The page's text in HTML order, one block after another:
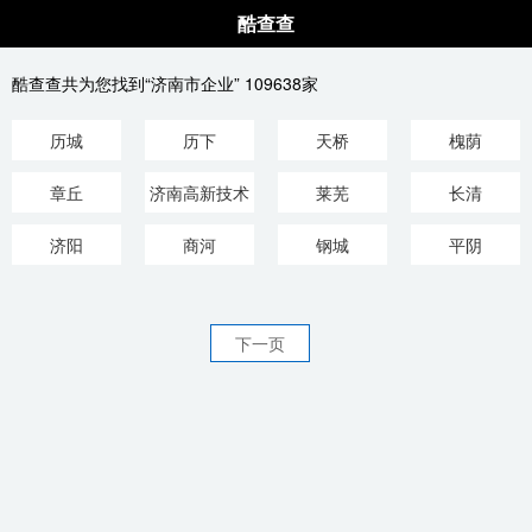
酷查查
酷查查共为您找到“济南市企业” 109638家
历城 历下 天桥 槐荫
章丘
济南高新技术
产业开发
莱芜 长清
济阳 商河 钢城 平阴
下一页